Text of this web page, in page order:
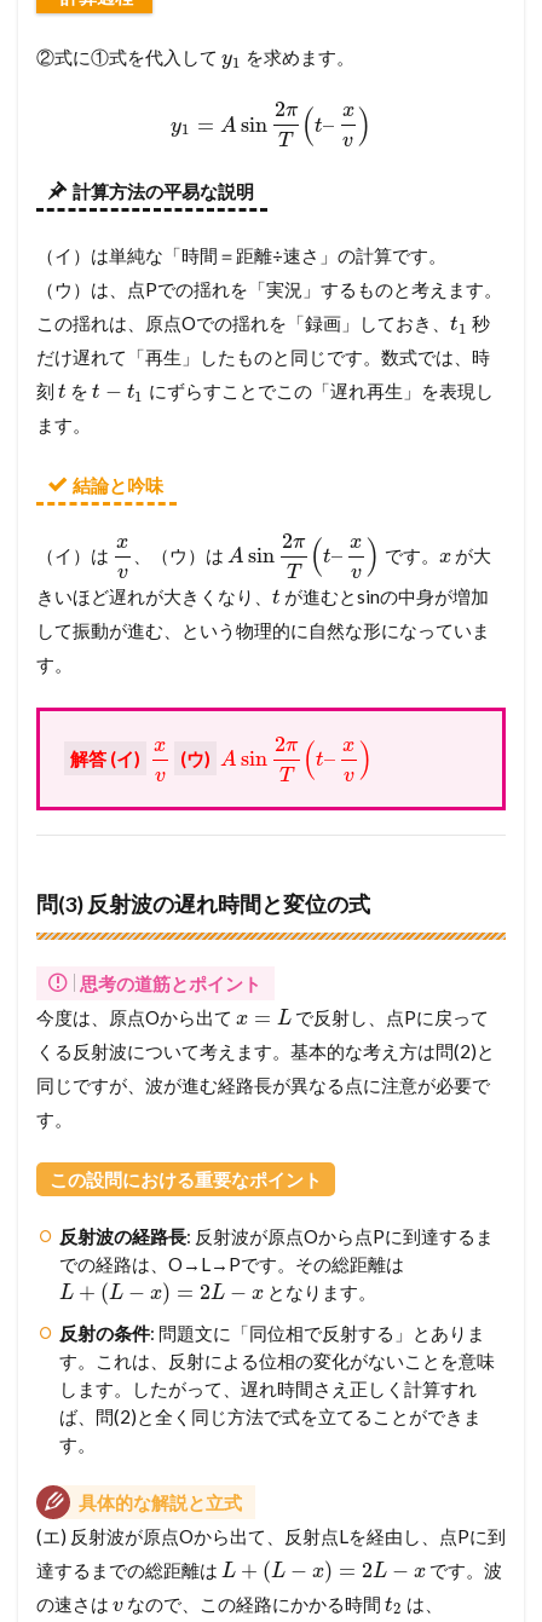
②式に①式を代入して y1 を求めます。
y1 = A sin
2π
T
(t–
x
v )
計算方法の平易な説明
（イ）は単純な「時間＝距離÷速さ」の計算です。
（ウ）は、点Pでの揺れを「実況」するものと考えます。
この揺れは、原点Oでの揺れを「録画」しておき、 t1 秒
だけ遅れて「再生」したものと同じです。数式では、時
刻 t を t − t1 にずらすことでこの「遅れ再生」を表現し
ます。
結論と吟味
（イ）は
x
v
、（ウ）は A sin
2π
T
(t–
x
v ) です。 xが大
きいほど遅れが大きくなり、 t が進むとsinの中身が増加
して振動が進む、という物理的に自然な形になっていま
す。
解答 (イ)
x
v
(ウ) A sin
2π
T
(t–
x
v )
問(3) 反射波の遅れ時間と変位の式
思考の道筋とポイント
今度は、原点Oから出て x = L で反射し、点Pに戻って
くる反射波について考えます。基本的な考え方は問(2)と
同じですが、波が進む経路長が異なる点に注意が必要で
す。
この設問における重要なポイント
反射波の経路長: 反射波が原点Oから点Pに到達するま
での経路は、O→L→Pです。その総距離は
L + (L − x) = 2L − xとなります。
反射の条件: 問題文に「同位相で反射する」とありま
す。これは、反射による位相の変化がないことを意味
します。したがって、遅れ時間さえ正しく計算すれ
ば、問(2)と全く同じ方法で式を立てることができま
す。
具体的な解説と立式
(エ) 反射波が原点Oから出て、反射点Lを経由し、点Pに到
達するまでの総距離は L + (L − x) = 2L − x です。波
の速さは v なので、この経路にかかる時間t2 は、